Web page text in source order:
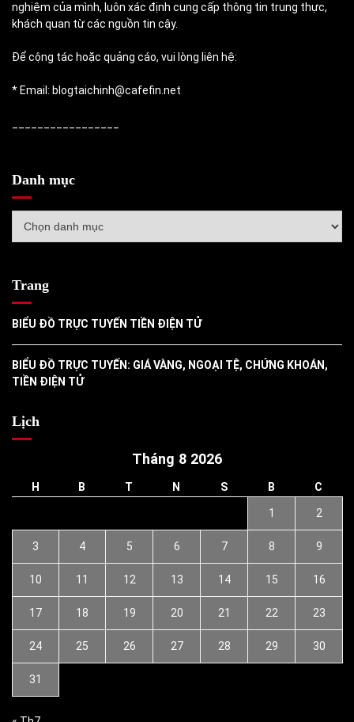
nghiệm của mình, luôn xác định cung cấp thông tin trung thực,
khách quan từ các nguồn tin cậy.
Để cộng tác hoặc quảng cáo, vui lòng liên hệ:
* Email: blogtaichinh@cafefin.net
Danh mục
mục
Trang
BIỂU ĐỒ TRỰC TUYẾN TIỀN ĐIỆN TỬ
BIỂU ĐỒ TRỰC TUYẾN: GIÁ VÀNG, NGOẠI TỆ, CHỨNG KHOÁN,
TIỀN ĐIỆN TỬ
Lịch
Tháng 8 2026
H B T N S B C
1 2
3 4 5 6 7 8 9
10 11 12 13 14 15 16
17 18 19 20 21 22 23
24 25 26 27 28 29 30
31